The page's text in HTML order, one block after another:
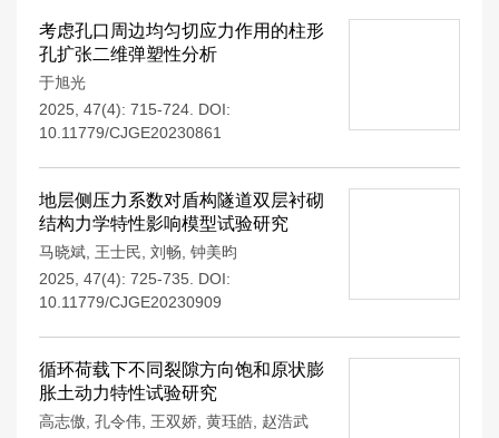
考虑孔口周边均匀切应力作用的柱形
孔扩张二维弹塑性分析
于旭光
2025, 47(4): 715-724. DOI:
10.11779/CJGE20230861
地层侧压力系数对盾构隧道双层衬砌
结构力学特性影响模型试验研究
马晓斌 王士民 刘畅 钟美昀
2025, 47(4): 725-735.
DOI:
10.11779/CJGE20230909
循环荷载下不同裂隙方向饱和原状膨
胀土动力特性试验研究
高志傲 孔令伟 王双娇 黄珏皓 赵浩武